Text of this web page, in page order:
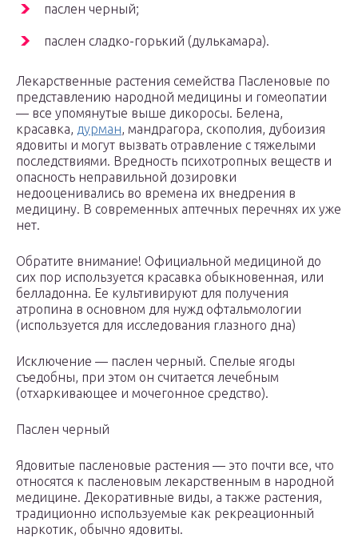
паслен черный;
паслен сладко-горький (дулькамара).
Лекарственные растения семейства Пасленовые по
представлению народной медицины и гомеопатии
— все упомянутые выше дикоросы. Белена,
красавка, дурман, мандрагора, скополия, дубоизия
ядовиты и могут вызвать отравление с тяжелыми
последствиями. Вредность психотропных веществ и
опасность неправильной дозировки
недооценивались во времена их внедрения в
медицину. В современных аптечных перечнях их уже
нет.
Обратите внимание! Официальной медициной до
сих пор используется красавка обыкновенная, или
белладонна. Ее культивируют для получения
атропина в основном для нужд офтальмологии
(используется для исследования глазного дна)
Исключение — паслен черный. Спелые ягоды
съедобны, при этом он считается лечебным
(отхаркивающее и мочегонное средство).
Паслен черный
Ядовитые пасленовые растения — это почти все, что
относятся к пасленовым лекарственным в народной
медицине. Декоративные виды, а также растения,
традиционно используемые как рекреационный
наркотик, обычно ядовиты.